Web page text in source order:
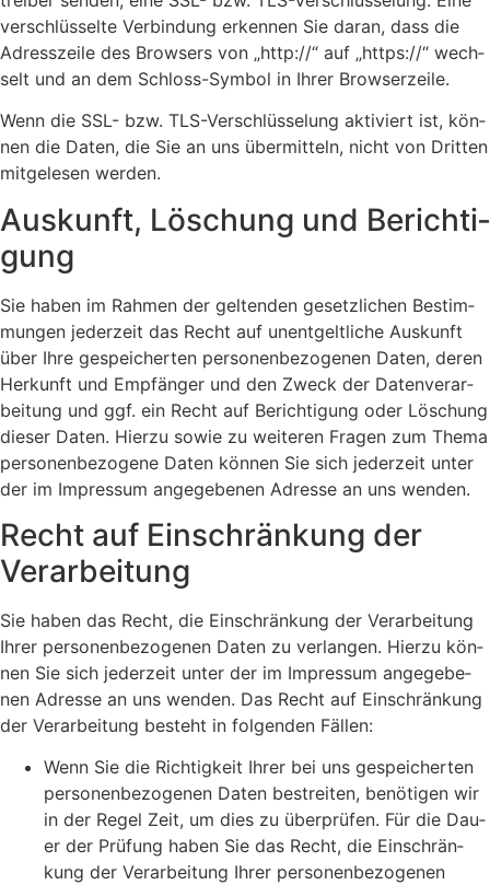
ver­schlüs­sel­te Ver­bin­dung erken­nen Sie dar­an, dass die
Adress­zei­le des Brow­sers von „http://“ auf „https://“ wech­
selt und an dem Schloss-Sym­bol in Ihrer Brow­ser­zei­le.
Wenn die SSL- bzw. TLS-Ver­schlüs­se­lung akti­viert ist, kön­
nen die Daten, die Sie an uns über­mit­teln, nicht von Drit­ten
mit­ge­le­sen wer­den.
Aus­kunft, Löschung und Berich­ti­
gung
Sie haben im Rah­men der gel­ten­den gesetz­li­chen Bestim­
mun­gen jeder­zeit das Recht auf unent­gelt­li­che Aus­kunft
über Ihre gespei­cher­ten per­so­nen­be­zo­ge­nen Daten, deren
Her­kunft und Emp­fän­ger und den Zweck der Daten­ver­ar­
bei­tung und ggf. ein Recht auf Berich­ti­gung oder Löschung
die­ser Daten. Hier­zu sowie zu wei­te­ren Fra­gen zum The­ma
per­so­nen­be­zo­ge­ne Daten kön­nen Sie sich jeder­zeit unter
der im Impres­sum ange­ge­be­nen Adres­se an uns wen­den.
Recht auf Ein­schrän­kung der
Ver­ar­bei­tung
Sie haben das Recht, die Ein­schrän­kung der Ver­ar­bei­tung
Ihrer per­so­nen­be­zo­ge­nen Daten zu ver­lan­gen. Hier­zu kön­
nen Sie sich jeder­zeit unter der im Impres­sum ange­ge­be­
nen Adres­se an uns wen­den. Das Recht auf Ein­schrän­kung
der Ver­ar­bei­tung besteht in fol­gen­den Fäl­len:
Wenn Sie die Rich­tig­keit Ihrer bei uns gespei­cher­ten
per­so­nen­be­zo­ge­nen Daten bestrei­ten, benö­ti­gen wir
in der Regel Zeit, um dies zu über­prü­fen. Für die Dau­
er der Prü­fung haben Sie das Recht, die Ein­schrän­
kung der Ver­ar­bei­tung Ihrer per­so­nen­be­zo­ge­nen